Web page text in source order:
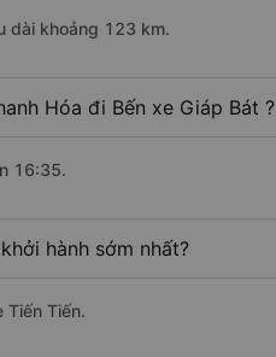
dài khoảng 123 km.
Hóa đi Bến xe Giáp Bát ?
16:35.
hành sớm nhất?
Tiến Tiến.